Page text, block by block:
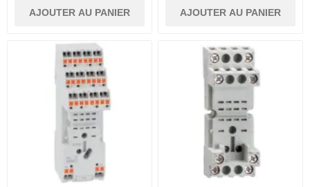
AJOUTER AU PANIER AJOUTER AU PANIER